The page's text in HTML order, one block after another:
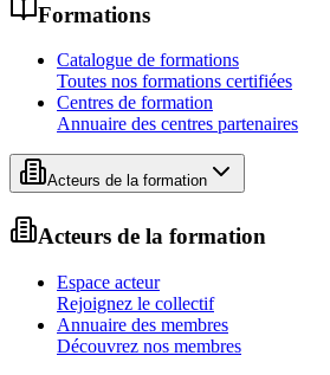
Formations
Catalogue de formations
Toutes nos formations certifiées
Centres de formation
Annuaire des centres partenaires
Acteurs de la formation
Acteurs de la formation
Espace acteur
Rejoignez le collectif
Annuaire des membres
Découvrez nos membres